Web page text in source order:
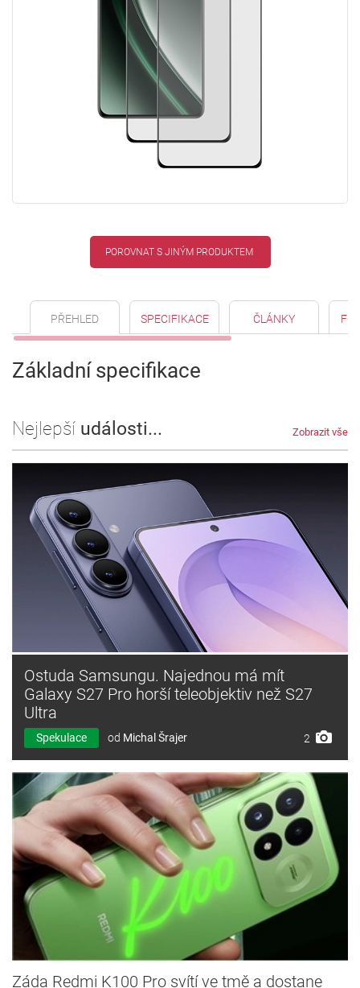
POROVNAT S JINÝM PRODUKTEM
PŘEHLED SPECIFIKACE ČLÁNKY
Základní specifikace
Nejlepší události... Zobrazit vše
Ostuda Samsungu. Najednou má mít
Galaxy S27 Pro horší teleobjektiv než S27
Ultra
Spekulace od Michal Šrajer 2
Záda Redmi K100 Pro svítí ve tmě a dostane